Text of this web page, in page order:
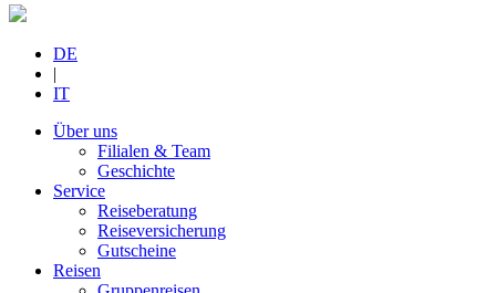
DE
IT
Über uns
Filialen & Team
Geschichte
Service
Reiseberatung
Reiseversicherung
Gutscheine
Reisen